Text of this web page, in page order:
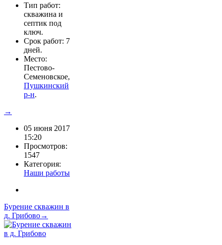
Тип работ:
скважина и
септик под
ключ.
Срок работ: 7
дней.
Место:
Пестово-
Семеновское,
Пушкинский
р-н.
→
05 июня 2017
15:20
Просмотров:
1547
Категория:
Наши работы
Бурение скважин в
д. Грибово→